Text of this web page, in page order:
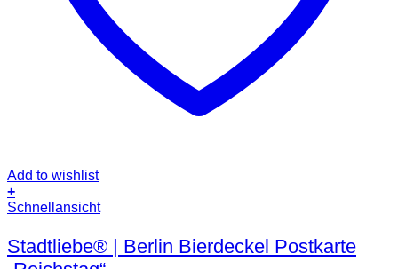
Add to wishlist
+
Schnellansicht
Stadtliebe® | Berlin Bierdeckel Postkarte